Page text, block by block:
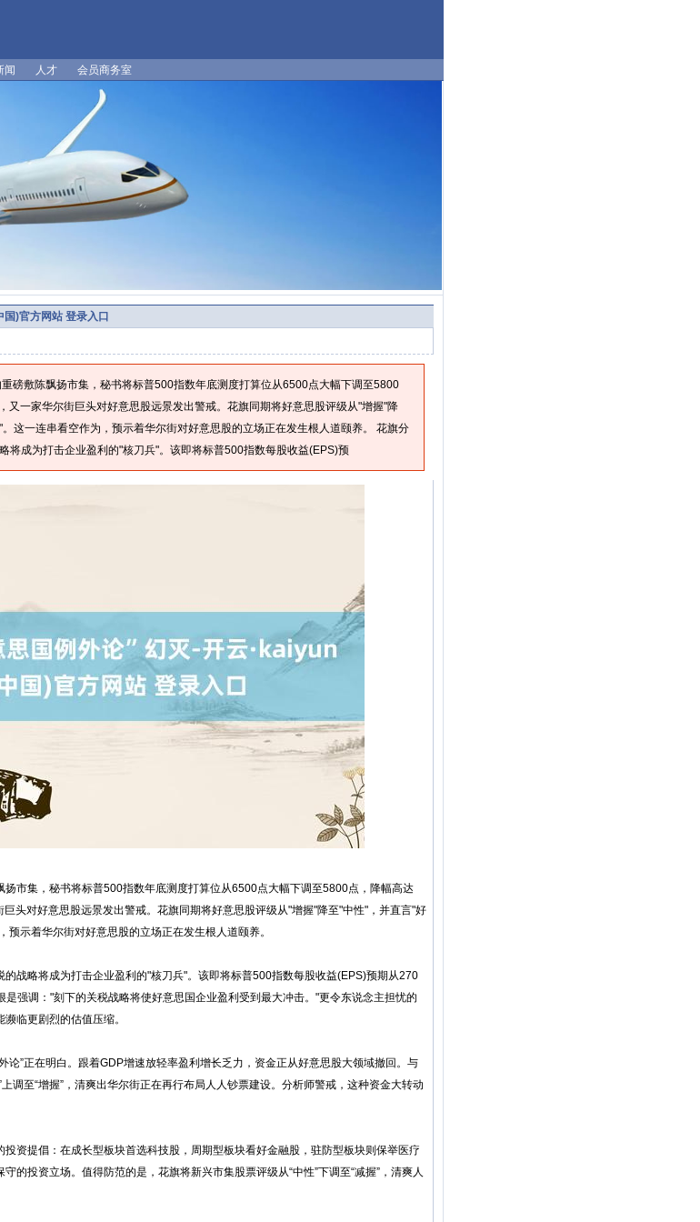
闻 人才 会员商务室
)官方网站 登录入口
磅敷陈飘扬市集，秘书将标普500指数年底测度打算位从6500点大幅下调至5800
又一家华尔街巨头对好意思股远景发出警戒。花旗同期将好意思股评级从"增握"降
这一连串看空作为，预示着华尔街对好意思股的立场正在发生根人道颐养。 花旗分
将成为打击企业盈利的"核刀兵"。该即将标普500指数每股收益(EPS)预
市集，秘书将标普500指数年底测度打算位从6500点大幅下调至5800点，降幅高达
头对好意思股远景发出警戒。花旗同期将好意思股评级从"增握"降至"中性"，并直言"好
示着华尔街对好意思股的立场正在发生根人道颐养。
战略将成为打击企业盈利的"核刀兵"。该即将标普500指数每股收益(EPS)预期从270
强调："刻下的关税战略将使好意思国企业盈利受到最大冲击。"更令东说念主担忧的
临更剧烈的估值压缩。
论”正在明白。跟着GDP增速放轻率盈利增长乏力，资金正从好意思股大领域撤回。与
调至“增握”，清爽出华尔街正在再行布局人人钞票建设。分析师警戒，这种资金大转动
资提倡：在成长型板块首选科技股，周期型板块看好金融股，驻防型板块则保举医疗
的投资立场。值得防范的是，花旗将新兴市集股票评级从“中性”下调至“减握”，清爽人